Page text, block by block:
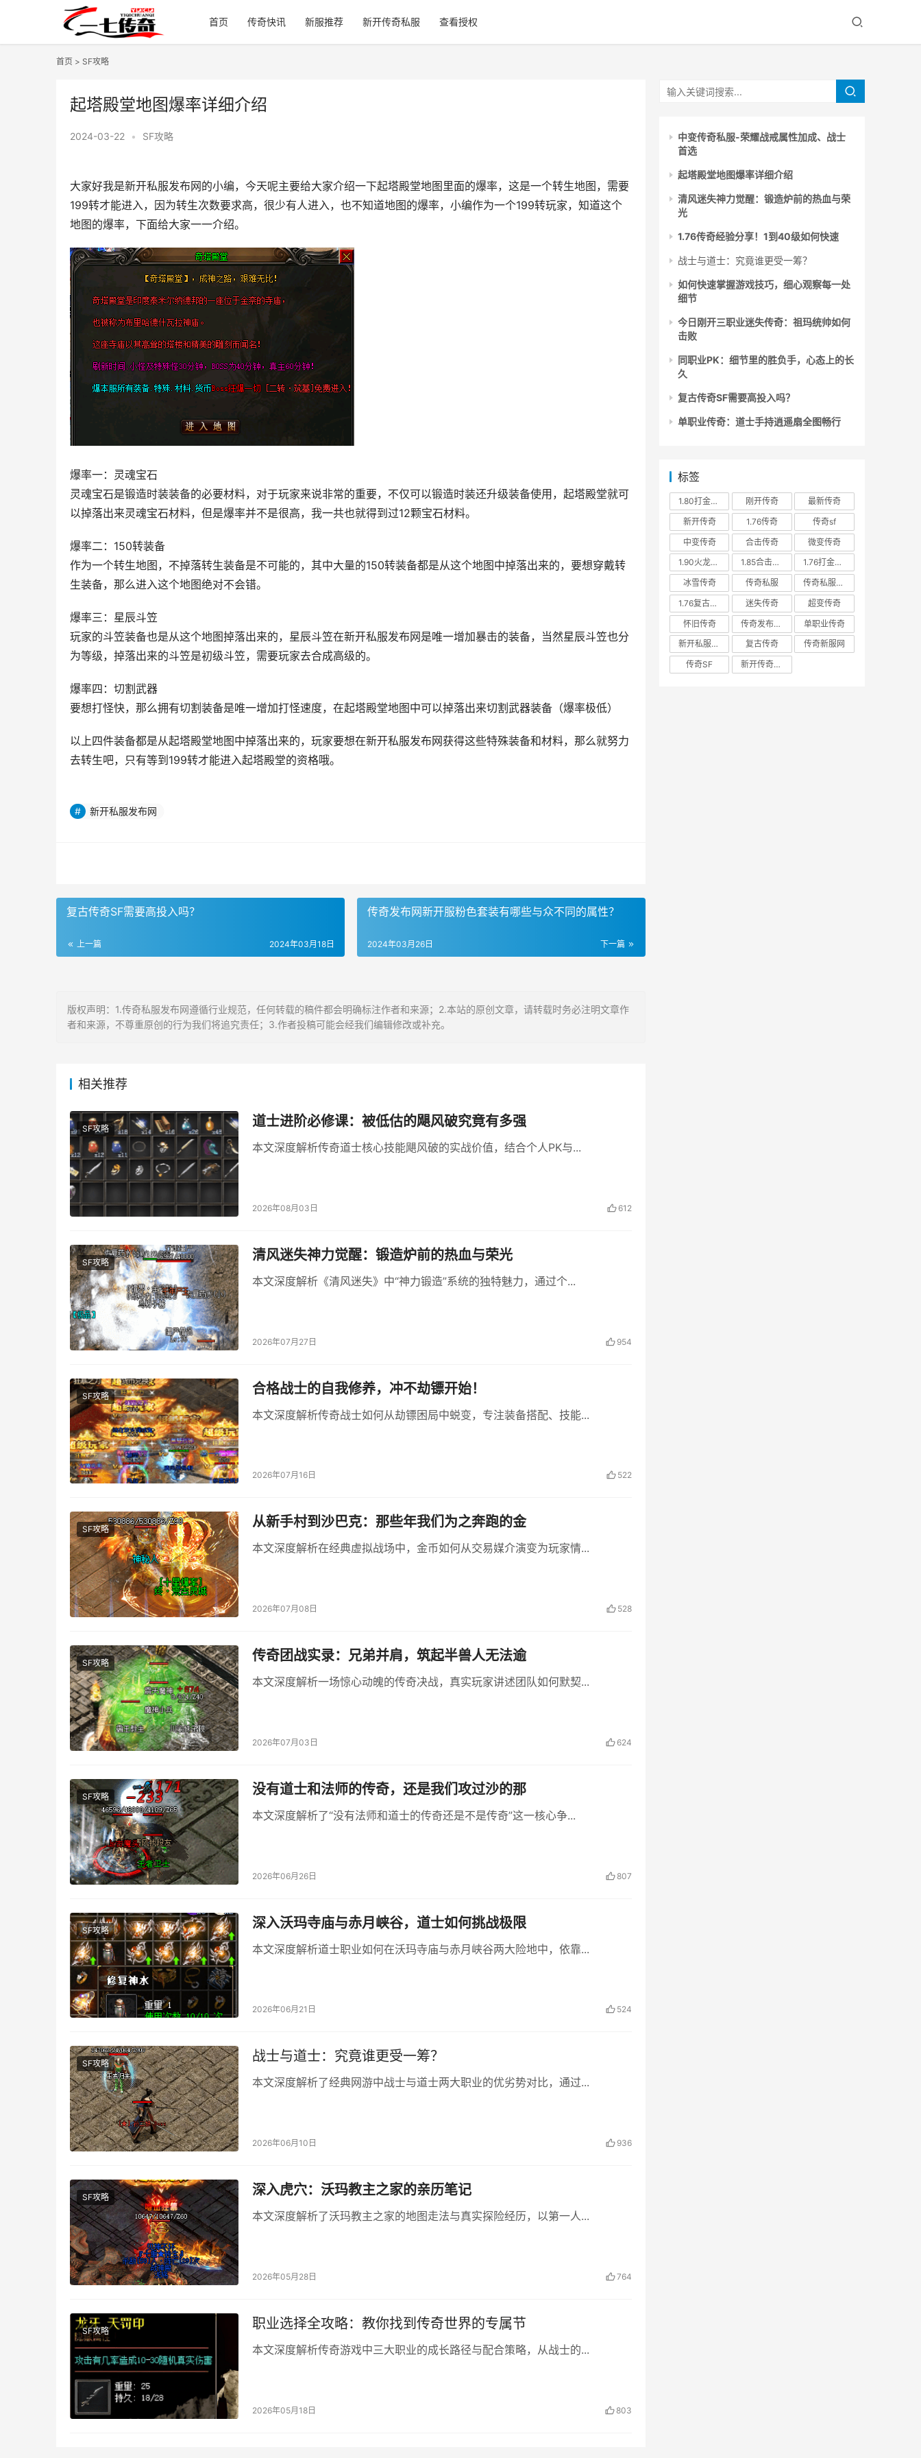
首页 传奇快讯 新服推荐 新开传奇私服 查看授权
首页 > SF攻略
起塔殿堂地图爆率详细介绍
2024-03-22 • SF攻略
大家好我是新开私服发布网的小编，今天呢主要给大家介绍一下起塔殿堂地图里面的爆率，这是一个转生地图，需要
199转才能进入，因为转生次数要求高，很少有人进入，也不知道地图的爆率，小编作为一个199转玩家，知道这个
地图的爆率，下面给大家一一介绍。
爆率一：灵魂宝石
灵魂宝石是锻造时装装备的必要材料，对于玩家来说非常的重要，不仅可以锻造时装还升级装备使用，起塔殿堂就可
以掉落出来灵魂宝石材料，但是爆率并不是很高，我一共也就得到过12颗宝石材料。
爆率二：150转装备
作为一个转生地图，不掉落转生装备是不可能的，其中大量的150转装备都是从这个地图中掉落出来的，要想穿戴转
生装备，那么进入这个地图绝对不会错。
爆率三：星辰斗笠
玩家的斗笠装备也是从这个地图掉落出来的，星辰斗笠在新开私服发布网是唯一增加暴击的装备，当然星辰斗笠也分
为等级，掉落出来的斗笠是初级斗笠，需要玩家去合成高级的。
爆率四：切割武器
要想打怪快，那么拥有切割装备是唯一增加打怪速度，在起塔殿堂地图中可以掉落出来切割武器装备（爆率极低）
以上四件装备都是从起塔殿堂地图中掉落出来的，玩家要想在新开私服发布网获得这些特殊装备和材料，那么就努力
去转生吧，只有等到199转才能进入起塔殿堂的资格哦。
新开私服发布网
复古传奇SF需要高投入吗？
上一篇 2024年03月18日
传奇发布网新开服粉色套装有哪些与众不同的属性？
下一篇
2024年03月26日
版权声明：1.传奇私服发布网遵循行业规范，任何转载的稿件都会明确标注作者和来源；2.本站的原创文章，请转载时务必注明文章作
者和来源，不尊重原创的行为我们将追究责任；3.作者投稿可能会经我们编辑修改或补充。
相关推荐
SF攻略 道士进阶必修课：被低估的飓风破究竟有多强
本文深度解析传奇道士核心技能飓风破的实战价值，结合个人PK与...
2026年08月03日 612
SF攻略 清风迷失神力觉醒：锻造炉前的热血与荣光
本文深度解析《清风迷失》中“神力锻造”系统的独特魅力，通过个...
2026年07月27日 954
SF攻略 合格战士的自我修养，冲不劫镖开始！
本文深度解析传奇战士如何从劫镖困局中蜕变，专注装备搭配、技能...
2026年07月16日 522
SF攻略 从新手村到沙巴克：那些年我们为之奔跑的金
本文深度解析在经典虚拟战场中，金币如何从交易媒介演变为玩家情...
2026年07月08日 528
SF攻略 传奇团战实录：兄弟并肩，筑起半兽人无法逾
本文深度解析一场惊心动魄的传奇决战，真实玩家讲述团队如何默契...
2026年07月03日 624
SF攻略 没有道士和法师的传奇，还是我们攻过沙的那
本文深度解析了“没有法师和道士的传奇还是不是传奇”这一核心争...
2026年06月26日 807
SF攻略 深入沃玛寺庙与赤月峡谷，道士如何挑战极限
本文深度解析道士职业如何在沃玛寺庙与赤月峡谷两大险地中，依靠...
2026年06月21日 524
SF攻略 战士与道士：究竟谁更受一筹？
本文深度解析了经典网游中战士与道士两大职业的优劣势对比，通过...
2026年06月10日 936
SF攻略 深入虎穴：沃玛教主之家的亲历笔记
本文深度解析了沃玛教主之家的地图走法与真实探险经历，以第一人...
2026年05月28日 764
SF攻略 职业选择全攻略：教你找到传奇世界的专属节
本文深度解析传奇游戏中三大职业的成长路径与配合策略，从战士的...
2026年05月18日 803
中变传奇私服-荣耀战戒属性加成、战士
首选
起塔殿堂地图爆率详细介绍
清风迷失神力觉醒：锻造炉前的热血与荣
光
1.76传奇经验分享！1到40级如何快速
战士与道士：究竟谁更受一筹？
如何快速掌握游戏技巧，细心观察每一处
细节
今日刚开三职业迷失传奇：祖玛统帅如何
击败
同职业PK：细节里的胜负手，心态上的长
久
复古传奇SF需要高投入吗？
单职业传奇：道士手持逍遥扇全图畅行
标签
1.80打金传奇 刚开传奇
最新传奇
新开传奇
1.76传奇
传奇sf
中变传奇
合击传奇
微变传奇
1.90火龙传奇
1.85合击传奇
1.76打金传奇
冰雪传奇
传奇私服
传奇私服发布网
1.76复古传奇
迷失传奇
超变传奇
怀旧传奇
传奇发布网新开服
单职业传奇
新开私服发布网
复古传奇
传奇新服网
传奇SF
新开传奇私服